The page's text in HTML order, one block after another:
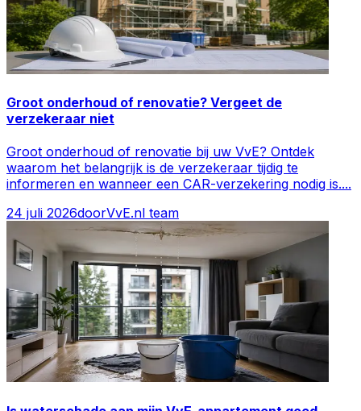
Groot onderhoud of renovatie? Vergeet de
verzekeraar niet
Groot onderhoud of renovatie bij uw VvE? Ontdek
waarom het belangrijk is de verzekeraar tijdig te
informeren en wanneer een CAR-verzekering nodig is....
24 juli 2026doorVvE.nl team